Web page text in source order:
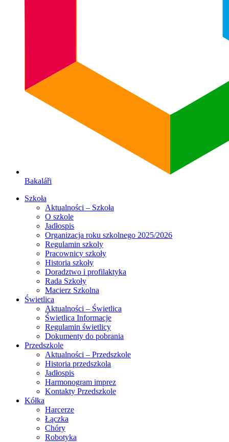
Bakaláři
Szkoła
Aktualności – Szkoła
O szkole
Jadłospis
Organizacja roku szkolnego 2025/2026
Regulamin szkoly
Pracownicy szkoły
Historia szkoły
Doradztwo i profilaktyka
Rada Szkoły
Macierz Szkolna
Świetlica
Aktualności – Świetlica
Świetlica Informacje
Regulamin świetlicy
Dokumenty do pobrania
Przedszkole
Aktualności – Przedszkole
Historia przedszkola
Jadłospis
Harmonogram imprez
Kontakty Przedszkole
Kółka
Harcerze
Łączka
Chóry
Robotyka